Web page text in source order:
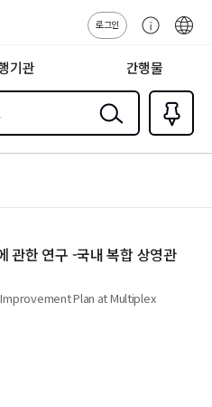
로그인
센
기관 간행물
검색
즐겨찾
기0
관한 연구 -국내 복합 상영관
Plan at Multiplex